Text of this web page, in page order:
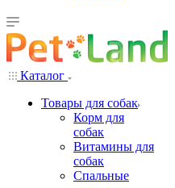
Каталог
Товары для собак
Корм для
собак
Витамины для
собак
Спальные